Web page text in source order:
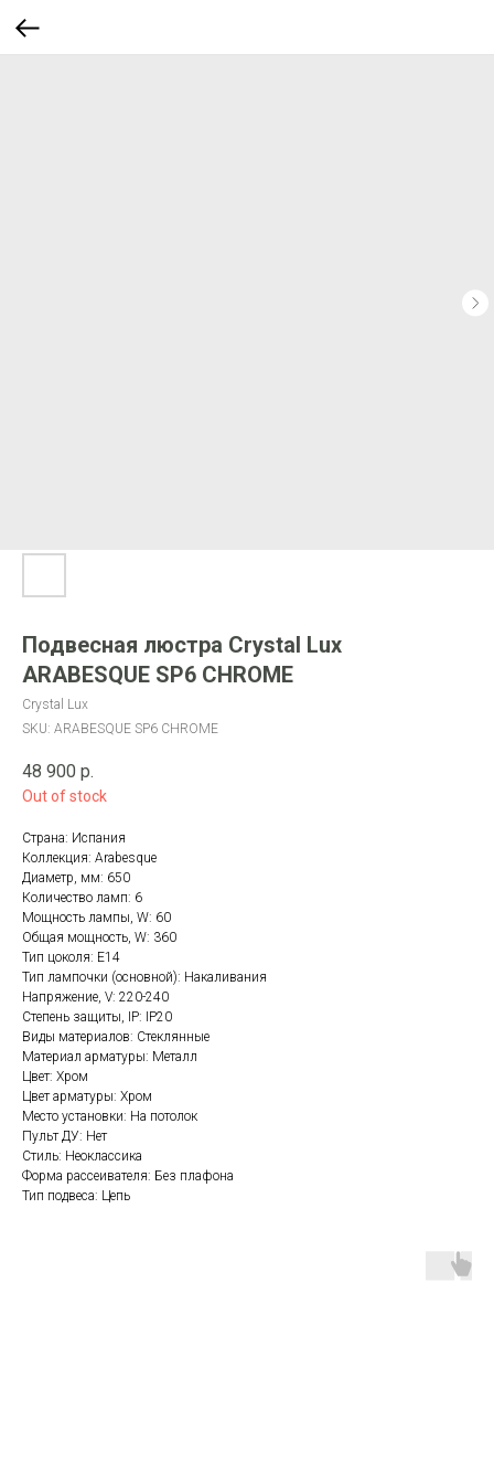
Подвесная люстра Crystal Lux
ARABESQUE SP6 CHROME
Crystal Lux
SKU: ARABESQUE SP6 CHROME
48 900 р.
Out of stock
Страна: Испания
Коллекция: Arabesque
Диаметр, мм: 650
Количество ламп: 6
Мощность лампы, W: 60
Общая мощность, W: 360
Тип цоколя: E14
Тип лампочки (основной): Накаливания
Напряжение, V: 220-240
Степень защиты, IP: IP20
Виды материалов: Стеклянные
Материал арматуры: Металл
Цвет: Хром
Цвет арматуры: Хром
Место установки: На потолок
Пульт ДУ: Нет
Стиль: Неоклассика
Форма рассеивателя: Без плафона
Тип подвеса: Цепь